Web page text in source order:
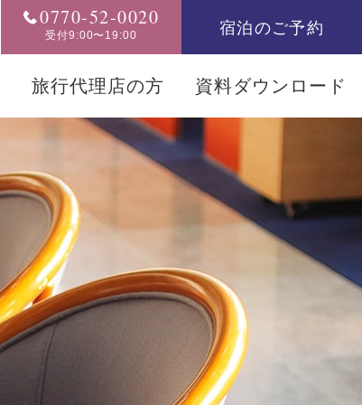
旅行代理店の方 資料ダウンロード
0770-52-0020
受付9:00〜19:00 宿泊のご予約